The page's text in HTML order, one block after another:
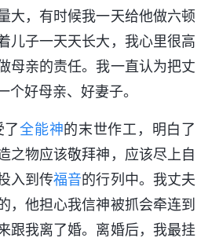
大，有时候我一天给他做六顿
儿子一天天长大，我心里很高
母亲的责任。我一直认为把丈
个好母亲、好妻子。
了全能神的末世作工，明白了
之物应该敬拜神，应该尽上自
入到传福音的行列中。我丈夫
，他担心我信神被抓会牵连到
跟我离了婚。离婚后，我最挂